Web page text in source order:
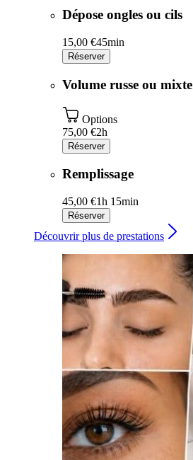
Dépose ongles ou cils
15,00 €45min
Réserver
Volume russe ou mixte
Options
75,00 €2h
Réserver
Remplissage
45,00 €1h 15min
Réserver
Découvrir plus de prestations